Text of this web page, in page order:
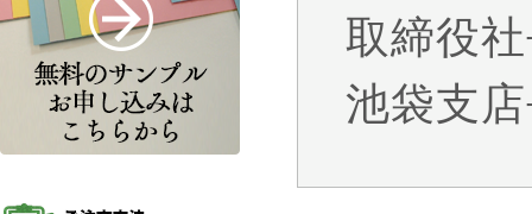
取締役
池袋支